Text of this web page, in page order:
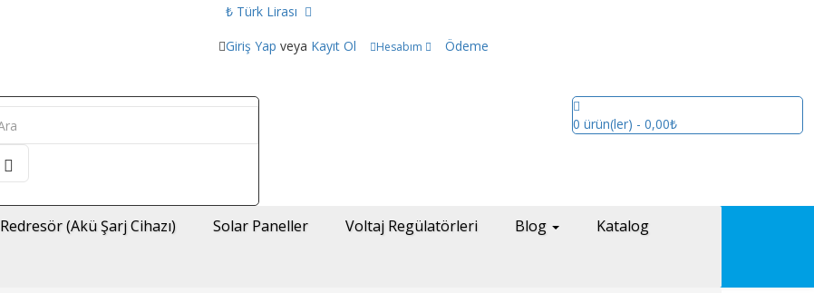
Giriş Yap veya Kayıt Ol Hesabım Ödeme
0 ürün(ler) - 0,00₺
Redresör (Akü Şarj Cihazı) Solar Paneller Voltaj Regülatörleri Blog Katalog